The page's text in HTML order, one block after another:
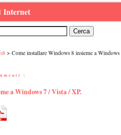
Internet
Come installare Windows 8 insieme a Windows
:
a Windows 7 / Vista / XP.